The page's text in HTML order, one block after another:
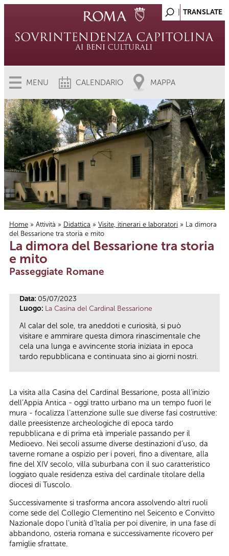
MENU CALENDARIO MAPPA
Tu sei qui
Home » Attività » Didattica » Visite, itinerari e laboratori » La dimora
del Bessarione tra storia e mito
La dimora del Bessarione tra storia
e mito
Passeggiate Romane
Data: 05/07/2023
Luogo: La Casina del Cardinal Bessarione
Al calar del sole, tra aneddoti e curiosità, si può
visitare e ammirare questa dimora rinascimentale che
cela una lunga e avvincente storia iniziata in epoca
tardo repubblicana e continuata sino ai giorni nostri.
La visita alla Casina del Cardinal Bessarione, posta all’inizio
dell’Appia Antica - oggi tratto urbano ma un tempo fuori le
mura - focalizza l’attenzione sulle sue diverse fasi costruttive:
dalle preesistenze archeologiche di epoca tardo
repubblicana e di prima età imperiale passando per il
Medioevo. Nei secoli assume diverse destinazioni d’uso, da
taverne romane a ospizio per i poveri, fino a diventare, alla
fine del XIV secolo, villa suburbana con il suo caratteristico
loggiato quale residenza estiva del cardinale titolare della
diocesi di Tuscolo.
Successivamente si trasforma ancora assolvendo altri ruoli
come sede del Collegio Clementino nel Seicento e Convitto
Nazionale dopo l’unità d’Italia per poi divenire, in una fase di
abbandono, osteria romana e successivamente ricovero per
famiglie sfrattate.